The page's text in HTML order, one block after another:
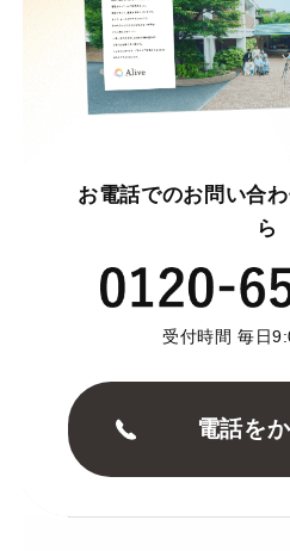
お電話でのお問い合
ら
受付時間 毎日
電話を